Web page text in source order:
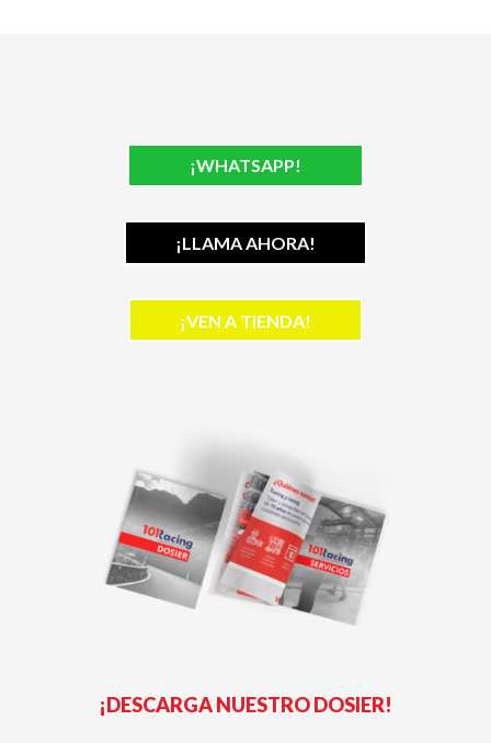
¡WHATSAPP!
¡LLAMA AHORA!
¡VEN A TIENDA!
¡DESCARGA NUESTRO DOSIER!